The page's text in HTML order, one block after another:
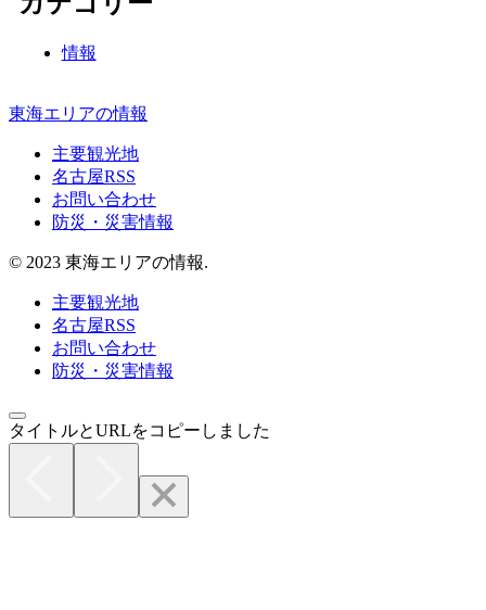
情報
東海エリアの情報
主要観光地
名古屋RSS
お問い合わせ
防災・災害情報
© 2023 東海エリアの情報.
主要観光地
名古屋RSS
お問い合わせ
防災・災害情報
タイトルとURLをコピーしました